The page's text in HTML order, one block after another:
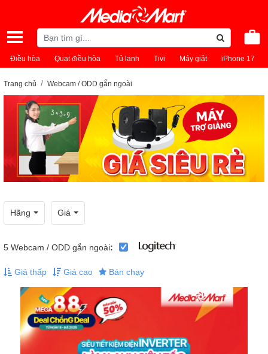
Điều hòa Quạt điều hòa Tủ lạnh Tivi Máy giặt iPhone 17
Trang chủ Webcam / ODD gắn ngoài
Hãng Giá
5 Webcam / ODD gắn ngoài:
Giá thấp Giá cao Bán chạy